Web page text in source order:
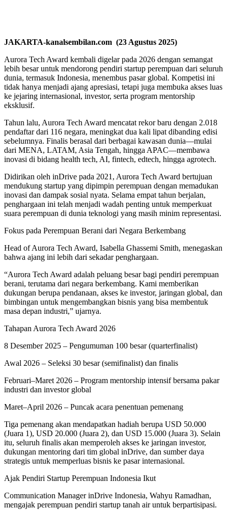
JAKARTA-kanalsembilan.com (23 Agustus 2025)
Aurora Tech Award kembali digelar pada 2026 dengan semangat
lebih besar untuk mendorong pendiri startup perempuan dari seluruh
dunia, termasuk Indonesia, menembus pasar global. Kompetisi ini
tidak hanya menjadi ajang apresiasi, tetapi juga membuka akses luas
ke jejaring internasional, investor, serta program mentorship
eksklusif.
Tahun lalu, Aurora Tech Award mencatat rekor baru dengan 2.018
pendaftar dari 116 negara, meningkat dua kali lipat dibanding edisi
sebelumnya. Finalis berasal dari berbagai kawasan dunia—mulai
dari MENA, LATAM, Asia Tengah, hingga APAC—membawa
inovasi di bidang health tech, AI, fintech, edtech, hingga agrotech.
Didirikan oleh inDrive pada 2021, Aurora Tech Award bertujuan
mendukung startup yang dipimpin perempuan dengan memadukan
inovasi dan dampak sosial nyata. Selama empat tahun berjalan,
penghargaan ini telah menjadi wadah penting untuk memperkuat
suara perempuan di dunia teknologi yang masih minim representasi.
Fokus pada Perempuan Berani dari Negara Berkembang
Head of Aurora Tech Award, Isabella Ghassemi Smith, menegaskan
bahwa ajang ini lebih dari sekadar penghargaan.
“Aurora Tech Award adalah peluang besar bagi pendiri perempuan
berani, terutama dari negara berkembang. Kami memberikan
dukungan berupa pendanaan, akses ke investor, jaringan global, dan
bimbingan untuk mengembangkan bisnis yang bisa membentuk
masa depan industri,” ujarnya.
Tahapan Aurora Tech Award 2026
8 Desember 2025 – Pengumuman 100 besar (quarterfinalist)
Awal 2026 – Seleksi 30 besar (semifinalist) dan finalis
Februari–Maret 2026 – Program mentorship intensif bersama pakar
industri dan investor global
Maret–April 2026 – Puncak acara penentuan pemenang
Tiga pemenang akan mendapatkan hadiah berupa USD 50.000
(Juara 1), USD 20.000 (Juara 2), dan USD 15.000 (Juara 3). Selain
itu, seluruh finalis akan memperoleh akses ke jaringan investor,
dukungan mentoring dari tim global inDrive, dan sumber daya
strategis untuk memperluas bisnis ke pasar internasional.
Ajak Pendiri Startup Perempuan Indonesia Ikut
Communication Manager inDrive Indonesia, Wahyu Ramadhan,
mengajak perempuan pendiri startup tanah air untuk berpartisipasi.